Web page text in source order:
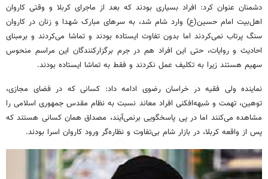
دشمنان عنوان کرد: افراد بسیاری بودند که بعد از ماجرای کربلا و وقتی کاروان
اهل‌بیت امام حسین(ع) وارد شام شد، به سرهای مبارک شهدا و زنان در کاروان
سنگ پرتاب نمی‌کردند اما بدون تفاوت ایستاده بودند و تماشا می‌کردند و برمبنای
احادیث و روایات، حتی این افراد هم در جرم برگزارکنندگان این مراسم منحوس
سهیم هستند زیرا به تکلیف عمل نکردند و فقط به تماشا ایستاده بودند.
نماینده ولی فقیه در خراسان رضوی ادامه داد: کسانی که در فضای مجازی،
توهین، تهمت و شبهه‌افکنی افراد معاند نسبت به نظام مقدس جمهوری اسلامی را
مشاهده می‌کنند اما در پی پاسخگویی برنمی‌آیند، مصداق همان کسانی هستند که
پس از واقعه کربلا، در بازار شام بی‌تفاوت و نظاره‌گر ورود کاروان اسرا بودند.